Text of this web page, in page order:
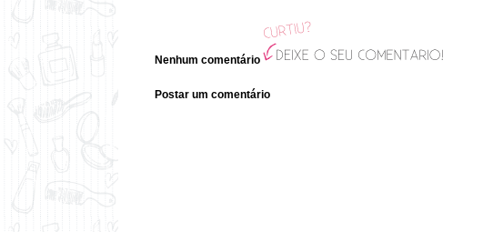
Nenhum comentário
Postar um comentário